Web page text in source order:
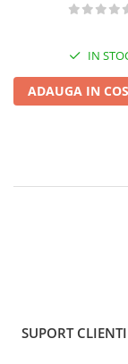
Istorie antica,
Istorie
Istorie sociala si
Mari puteri ale
Ghiduri de
Dezvoltare
IN
ADAUGA IN COS
SUPORT CLIENTI